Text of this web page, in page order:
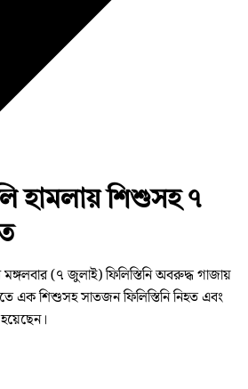
হামলায় শিশুসহ ৭
(৭ জুলাই) ফিলিস্তিনি অবরুদ্ধ গাজায়
এক শিশুসহ সাতজন ফিলিস্তিনি নিহত এবং